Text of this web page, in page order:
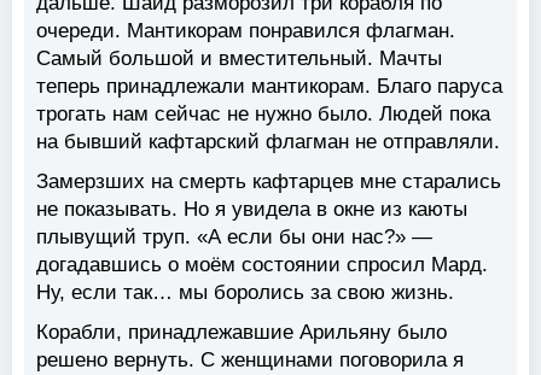
очереди. Мантикорам понравился флагман.
Самый большой и вместительный. Мачты
теперь принадлежали мантикорам. Благо паруса
трогать нам сейчас не нужно было. Людей пока
на бывший кафтарский флагман не отправляли.
Замерзших на смерть кафтарцев мне старались
не показывать. Но я увидела в окне из каюты
плывущий труп. «А если бы они нас?» —
догадавшись о моём состоянии спросил Мард.
Ну, если так… мы боролись за свою жизнь.
Корабли, принадлежавшие Арильяну было
решено вернуть. С женщинами поговорила я